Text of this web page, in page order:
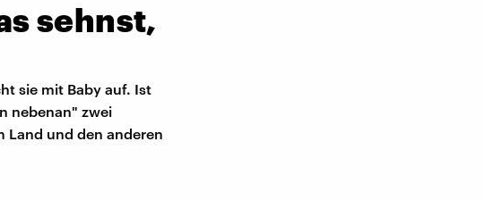
sehnst,
sie mit Baby auf. Ist
nebenan" zwei
Land und den anderen